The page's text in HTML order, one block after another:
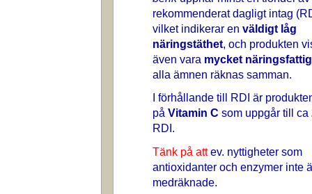
rekommenderat dagligt intag
vilket indikerar en väldigt låg
näringstäthet, och produkten
även vara mycket näringsfattig
alla ämnen räknas samman.
I förhållande till RDI är
på Vitamin C som uppgår till ca
RDI.
Tänk på attev. nyttigheter som
antioxidanter och enzymer inte
medräknade.